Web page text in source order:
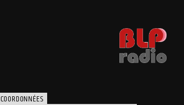
COORDONNÉES